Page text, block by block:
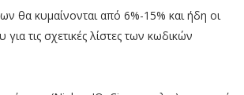
θα κυμαίνονται από 6%-15% και ήδη οι
τις σχετικές λίστες των κωδικών